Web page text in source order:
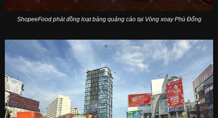
ShopeeFood phát đồng loạt bảng quảng cáo tại Vòng xoay Phù Đổng